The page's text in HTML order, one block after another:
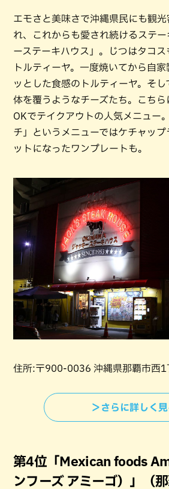
エモさと美味さで沖縄県民にも観
れ、これからも愛され続けるステ
ーステーキハウス」。じつはタコス
トルティーヤ。一度焼いてから自
ッとした食感のトルティーヤ。そ
体を覆うようなチーズたち。こちら
OKでテイクアウトの人気メニュー
チ」というメニューではケチャッ
ットになったワンプレートも。
住所:〒900-0036 沖縄県那覇市西
＞さらに詳しく見
第4位「Mexican foods
ンフーズ アミーゴ）」（那